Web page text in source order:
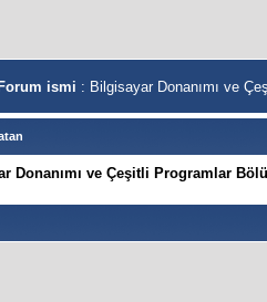
ismi : Bilgisayar Donanımı ve
Donanımı ve Çeşitli Programlar